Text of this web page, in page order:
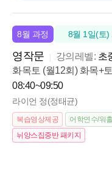
8월 과정 8월 1일(토)
영작문 강의레벨: 초
화목토 (월12회) 화목+
08:40~09:50
라이언 정(정태균)
복습영상제공 어학연수/워
뉘앙스집중반 패키지